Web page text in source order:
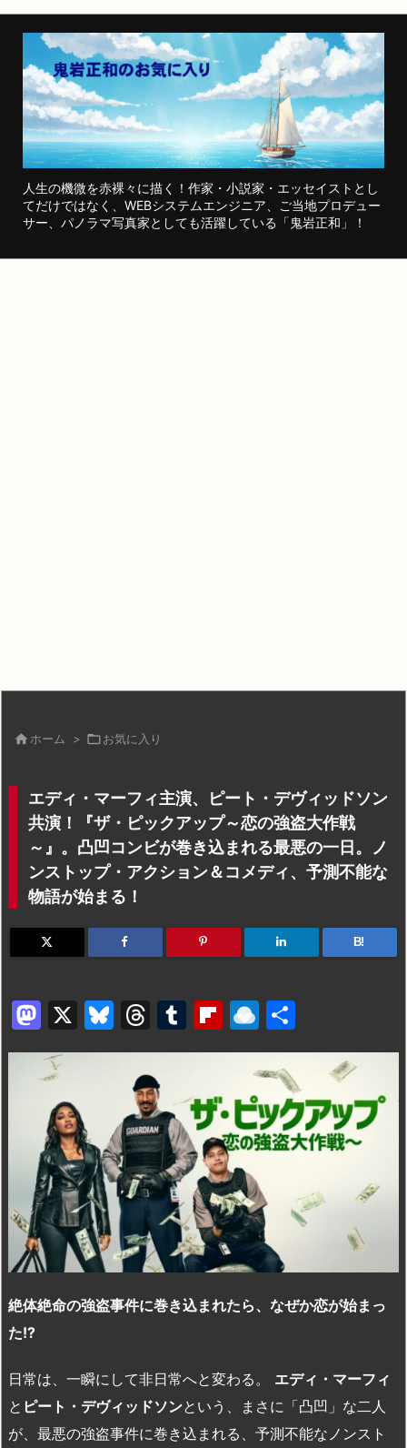
人生の機微を赤裸々に描く！作家・小説家・エッセイストとし
てだけではなく、WEBシステムエンジニア、ご当地プロデュー
サー、パノラマ写真家としても活躍している「鬼岩正和」！
 ホーム > お気に入り
エディ・マーフィ主演、ピート・デヴィッドソン
共演！『ザ・ピックアップ～恋の強盗大作戦
～』。凸凹コンビが巻き込まれる最悪の一日。ノ
ンストップ・アクション＆コメディ、予測不能な
物語が始まる！
B!
M
a
st
o
d
o
n
X
Bl
u
k
y
T
hr
e
a
d
s
T
u
bl
r
Fl
ip
o
ar
d
R
ai
n
dr
o
p.
io
有
絶体絶命の強盗事件に巻き込まれたら、なぜか恋が始まっ
た!?
日常は、一瞬にして非日常へと変わる。 エディ・マーフィ
と ピート・デヴィッドソンという、まさに「凸凹」な二人
が、最悪の強盗事件に巻き込まれる、予測不能なノンスト